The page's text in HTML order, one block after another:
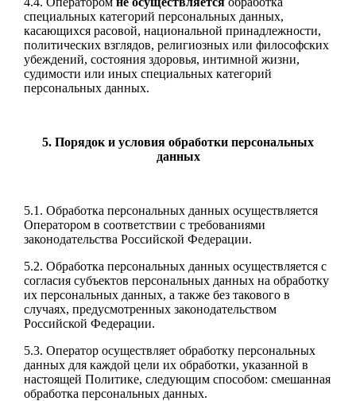
специальных категорий персональных данных,
касающихся расовой, национальной принадлежности,
политических взглядов, религиозных или философских
убеждений, состояния здоровья, интимной жизни,
судимости или иных специальных категорий
персональных данных.
5. Порядок и условия обработки персональных
данных
5.1. Обработка персональных данных осуществляется
Оператором в соответствии с требованиями
законодательства Российской Федерации.
5.2. Обработка персональных данных осуществляется с
согласия субъектов персональных данных на обработку
их персональных данных, а также без такового в
случаях, предусмотренных законодательством
Российской Федерации.
5.3. Оператор осуществляет обработку персональных
данных для каждой цели их обработки, указанной в
настоящей Политике, следующим способом: смешанная
обработка персональных данных.